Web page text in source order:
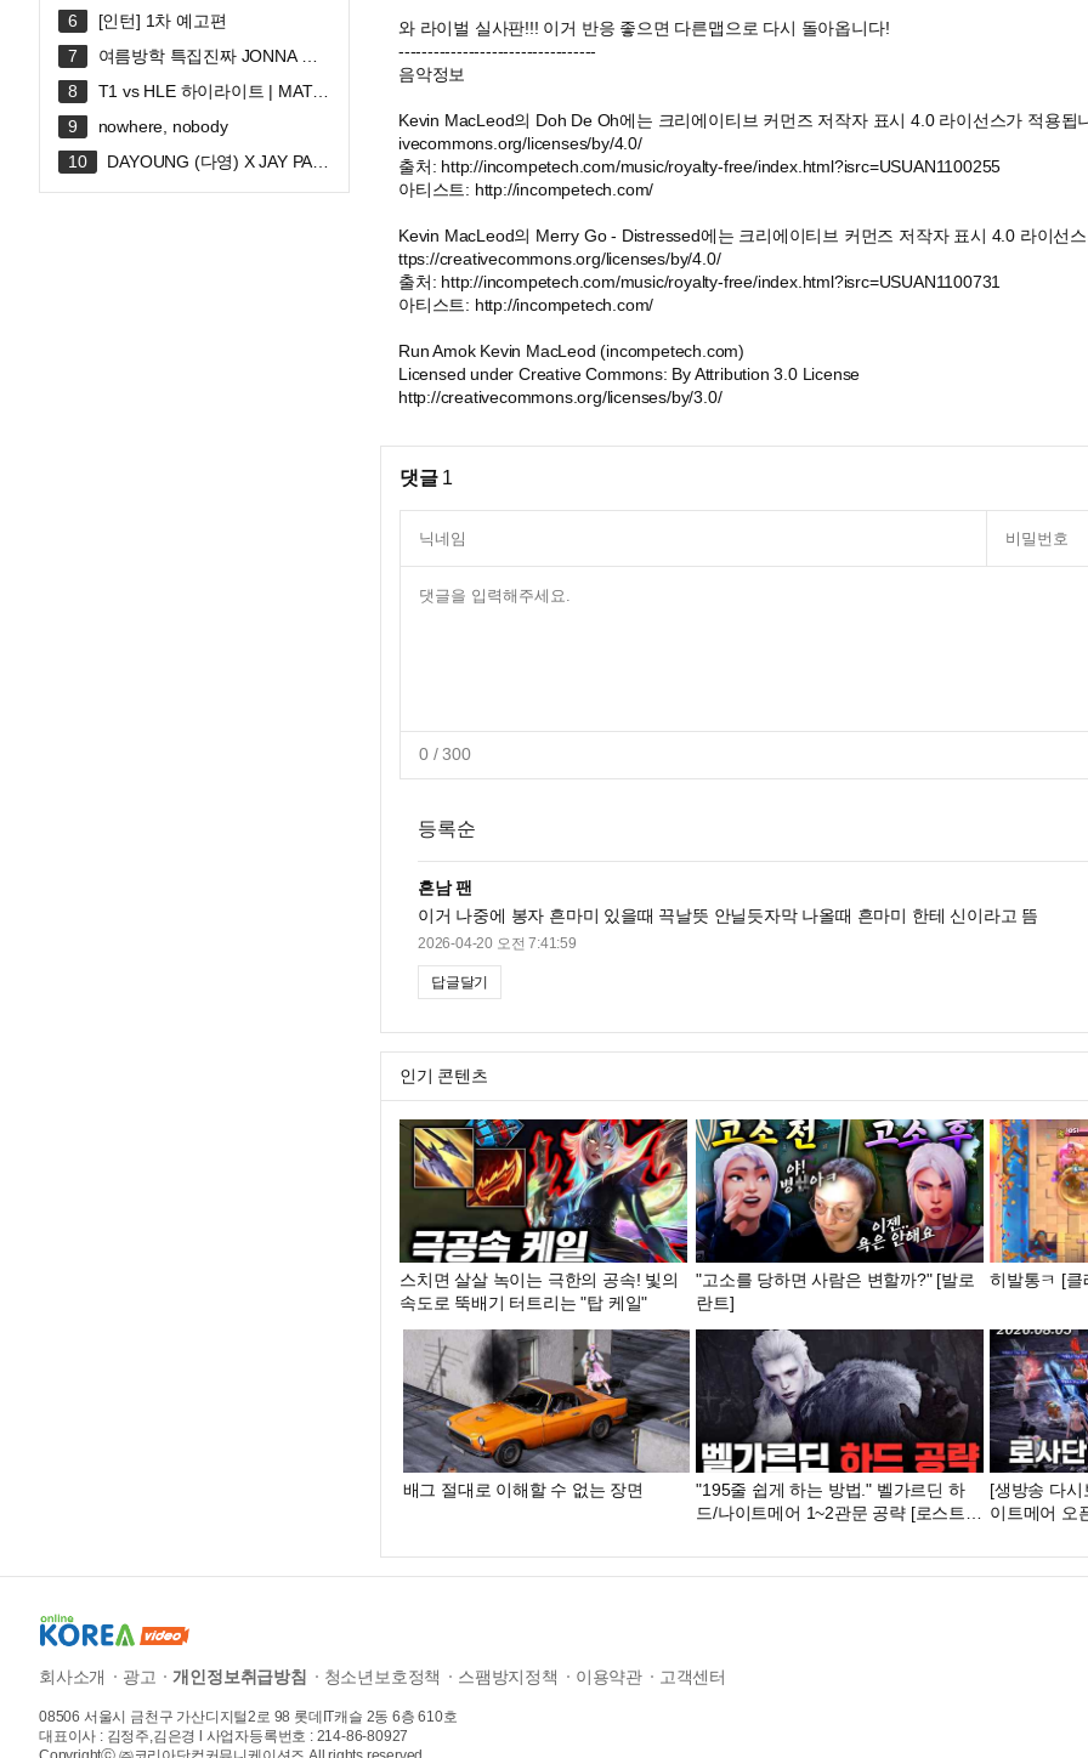
al Music Video
[인턴] 1차 예고편
여름방학 특집진짜 JONNA 웃
깁니다ㅠㅠㅠ 혜안져스 덕몽어스 완
전체 합방!
T1 vs HLE 하이라이트 | MATC
H 30 | 2026 LoL KeSPA CUP
nowhere, nobody
DAYOUNG (다영) X JAY PAR
와 라이벌 실사판!!! 이거 반응 좋으면 다른맵으로 다시 돌아옵니다!
----------------------------------
음악정보
Kevin MacLeod의 Doh De Oh에는 크리에이티브 커먼즈 저작자 표시 4.0 라이선스가 적용됩
ivecommons.org/licenses/by/4.0/
출처: http://incompetech.com/music/royalty-free/index.html?isrc=USUAN1100255
아티스트: http://incompetech.com/
Kevin MacLeod의 Merry Go - Distressed에는 크리에이티브 커먼즈 저작자 표시 4.0 라이선
ttps://creativecommons.org/licenses/by/4.0/
출처: http://incompetech.com/music/royalty-free/index.html?isrc=USUAN1100731
아티스트: http://incompetech.com/
Run Amok Kevin MacLeod (incompetech.com)
Licensed under Creative Commons: By Attribution 3.0 License
http://creativecommons.org/licenses/by/3.0/
댓글 1
0/ 300
등록순
흔남 팬
이거 나중에 봉자 흔마미 있을때 끅날뜻 안닐듯자막 나올때 흔마미 한테 신이라고 뜸
2026-04-20 오전 7:41:59
답글달기
인기 콘텐츠
스치면 살살 녹이는 극한의 공속! 빛의
속도로 뚝배기 터트리는 "탑 케일"
"고소를 당하면 사람은 변할까?" [발로
란트]
히발통ㅋ [클
배그 절대로 이해할 수 없는 장면
"195줄 쉽게 하는 방법." 벨가르딘 하
드/나이트메어 1~2관문 공략 [로스트아
[생방송 다
이트메어 오
회사소개 광고 개인정보취급방침 청소년보호정책 스팸방지정책 이용약관 고객센터
08506 서울시 금천구 가산디지털2로 98 롯데IT캐슬 2동 6층 610호
대표이사 : 김정주,김은경 l 사업자등록번호 : 214-86-80927